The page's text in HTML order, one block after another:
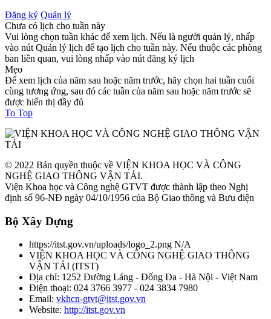
Đăng ký Quản lý
Chưa có lịch cho tuần này
Vui lòng chọn tuần khác để xem lịch. Nếu là người quản lý, nhấp
vào nút Quản lý lịch để tạo lịch cho tuần này. Nếu thuộc các phòng
ban liên quan, vui lòng nhấp vào nút đăng ký lịch
Mẹo
Để xem lịch của năm sau hoặc năm trước, hãy chọn hai tuần cuối
cùng tương ứng, sau đó các tuần của năm sau hoặc năm trước sẽ
được hiển thị đầy đủ
To Top
© 2022 Bản quyền thuộc về VIỆN KHOA HỌC VÀ CÔNG
NGHỆ GIAO THÔNG VẬN TẢI.
Viện Khoa học và Công nghệ GTVT được thành lập theo Nghị
định số 96-NĐ ngày 04/10/1956 của Bộ Giao thông và Bưu điện
Bộ Xây Dựng
https://itst.gov.vn/uploads/logo_2.png N/A
VIỆN KHOA HỌC VÀ CÔNG NGHỆ GIAO THÔNG
VẬN TẢI (ITST)
Địa chỉ: 1252 Đường Láng - Đống Đa - Hà Nội - Việt Nam
Điện thoại: 024 3766 3977 - 024 3834 7980
Email: vkhcn-gtvt@itst.gov.vn
Website: http://itst.gov.vn